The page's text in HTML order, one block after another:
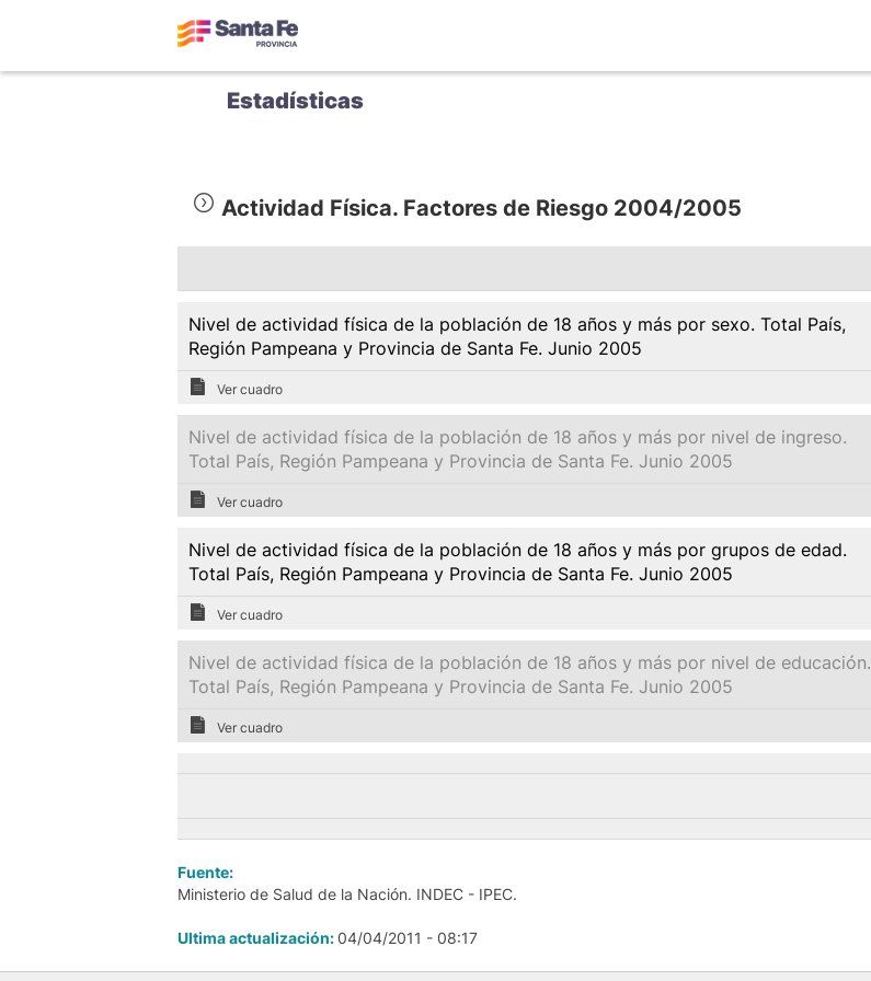
Estadísticas
Actividad Física. Factores de Riesgo 2004/2005
Nivel de actividad física de la población de 18 años y más por sexo. Total País,
Región Pampeana y Provincia de Santa Fe. Junio 2005
Ver cuadro
Nivel de actividad física de la población de 18 años y más por nivel de ingreso.
Total País, Región Pampeana y Provincia de Santa Fe. Junio 2005
Ver cuadro
Nivel de actividad física de la población de 18 años y más por grupos de edad.
Total País, Región Pampeana y Provincia de Santa Fe. Junio 2005
Ver cuadro
Nivel de actividad física de la población de 18 años y más por nivel de educación.
Total País, Región Pampeana y Provincia de Santa Fe. Junio 2005
Ver cuadro
Fuente:
Ministerio de Salud de la Nación. INDEC - IPEC.
Ultima actualización:04/04/2011 - 08:17